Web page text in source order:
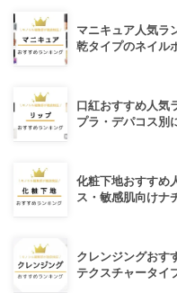
マニキュア人気ラ
乾タイプのネイル
口紅おすすめ人気
プラ・デパコス別
化粧下地おすすめ
ス・敏感肌向けナ
クレンジングおす
テクスチャータイ